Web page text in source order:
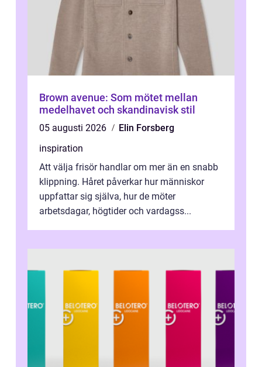
Brown avenue: Som mötet mellan
medelhavet och skandinavisk stil
05 augusti 2026
Elin Forsberg
inspiration
Att välja frisör handlar om mer än en snabb
klippning. Håret påverkar hur människor
uppfattar sig själva, hur de möter
arbetsdagar, högtider och vardagss...